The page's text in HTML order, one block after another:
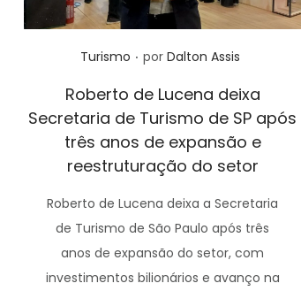
Posted in
Turismo . por Dalton Assis
Roberto de Lucena deixa
Secretaria de Turismo de SP após
três anos de expansão e
reestruturação do setor
Roberto de Lucena deixa a Secretaria
de Turismo de São Paulo após três
anos de expansão do setor, com
investimentos bilionários e avanço na